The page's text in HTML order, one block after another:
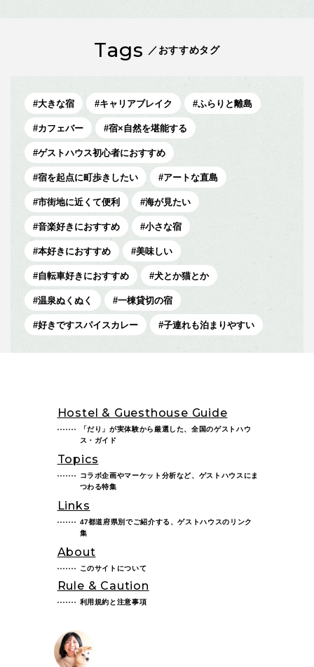
Tags ／おすすめタグ
大きな宿 キャリアブレイク ふらりと離島
カフェバー 宿×自然を堪能する
ゲストハウス初心者におすすめ
宿を起点に町歩きしたい アートな直島
市街地に近くて便利 海が見たい
音楽好きにおすすめ 小さな宿
本好きにおすすめ 美味しい
自転車好きにおすすめ 犬とか猫とか
温泉ぬくぬく 一棟貸切の宿
好きですスパイスカレー 子連れも泊まりやすい
Hostel & Guesthouse Guide
「だり」が実体験から厳選した、全国のゲストハウ
ス・ガイド
Topics
コラボ企画やマーケット分析など、ゲストハウスにま
つわる特集
Links
47都道府県別でご紹介する、ゲストハウスのリンク
集
About
このサイトについて
Rule & Caution
利用規約と注意事項